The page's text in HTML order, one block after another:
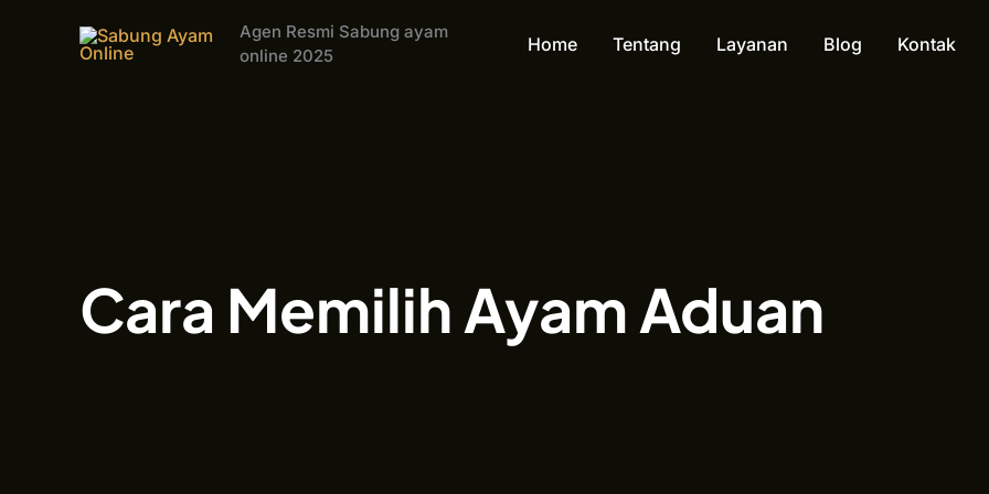
Agen Resmi Sabung ayam
online 2025
Home Tentang Layanan Blog Kontak
Cara Memilih Ayam Aduan